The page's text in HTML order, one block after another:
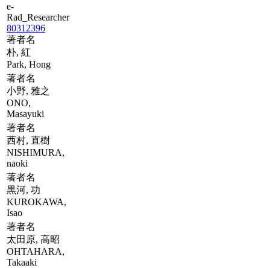
e-
Rad_Researcher
80312396
著者名
朴, 紅
Park, Hong
著者名
小野, 雅之
ONO,
Masayuki
著者名
西村, 直樹
NISHIMURA,
naoki
著者名
黒河, 功
KUROKAWA,
Isao
著者名
太田原, 高昭
OHTAHARA,
Takaaki